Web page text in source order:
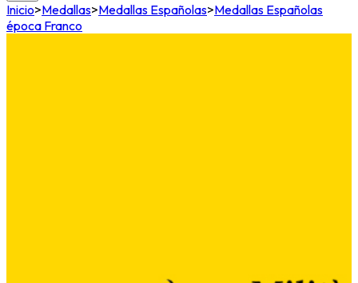
Inicio>Medallas>Medallas Españolas>Medallas Españolas
época Franco